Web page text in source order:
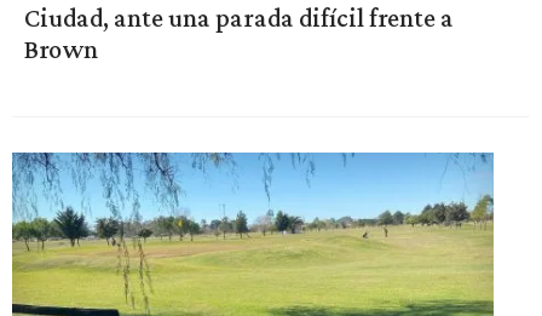
Ciudad, ante una parada difícil frente a
Brown